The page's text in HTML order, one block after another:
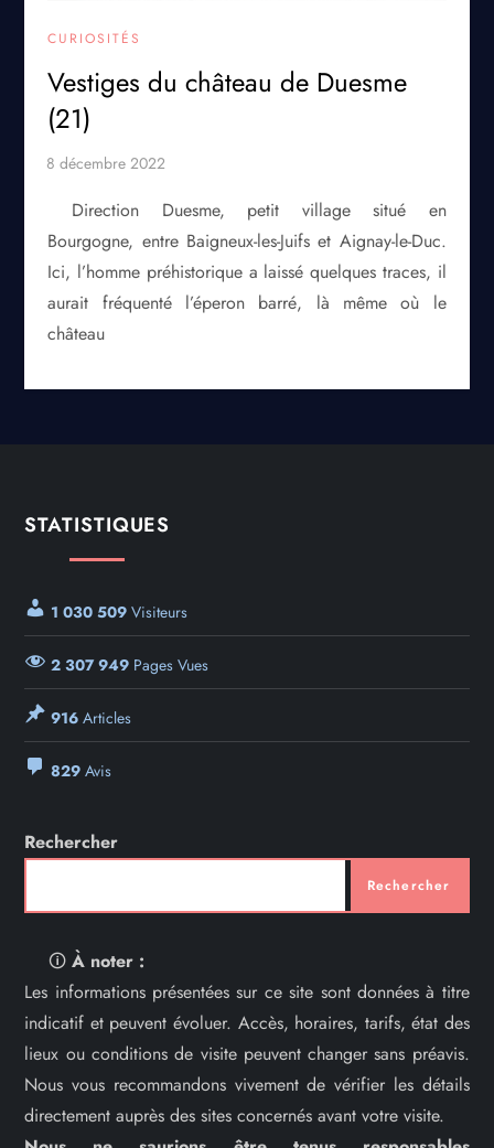
CURIOSITÉS
Vestiges du château de Duesme
(21)
Direction Duesme, petit village situé en
Bourgogne, entre Baigneux-les-Juifs et Aignay-le-Duc.
Ici, l’homme préhistorique a laissé quelques traces, il
aurait fréquenté l’éperon barré, là même où le
château
STATISTIQUES
1 030 509 Visiteurs
2 307 949 Pages Vues
916 Articles
829 Avis
Rechercher
Rechercher
🛈À noter :
Les informations présentées sur ce site sont données à titre
indicatif et peuvent évoluer. Accès, horaires, tarifs, état des
lieux ou conditions de visite peuvent changer sans préavis.
Nous vous recommandons vivement de vérifier les détails
directement auprès des sites concernés avant votre visite.